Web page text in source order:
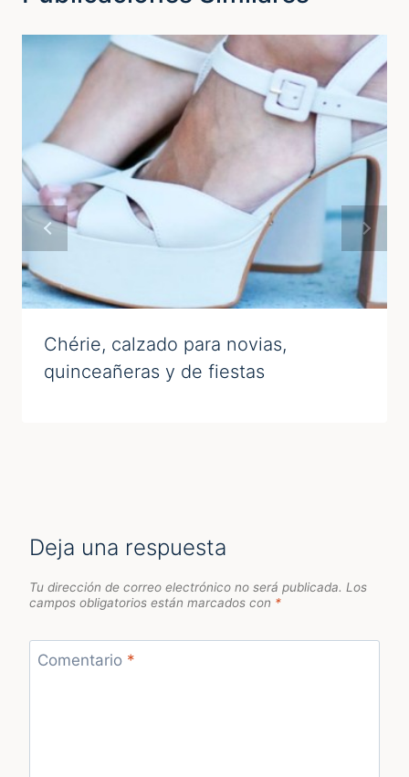
Chérie, calzado para novias,
quinceañeras y de fiestas
Deja una respuesta
Tu dirección de correo electrónico no será publicada. Los
campos obligatorios están marcados con *
Comentario *